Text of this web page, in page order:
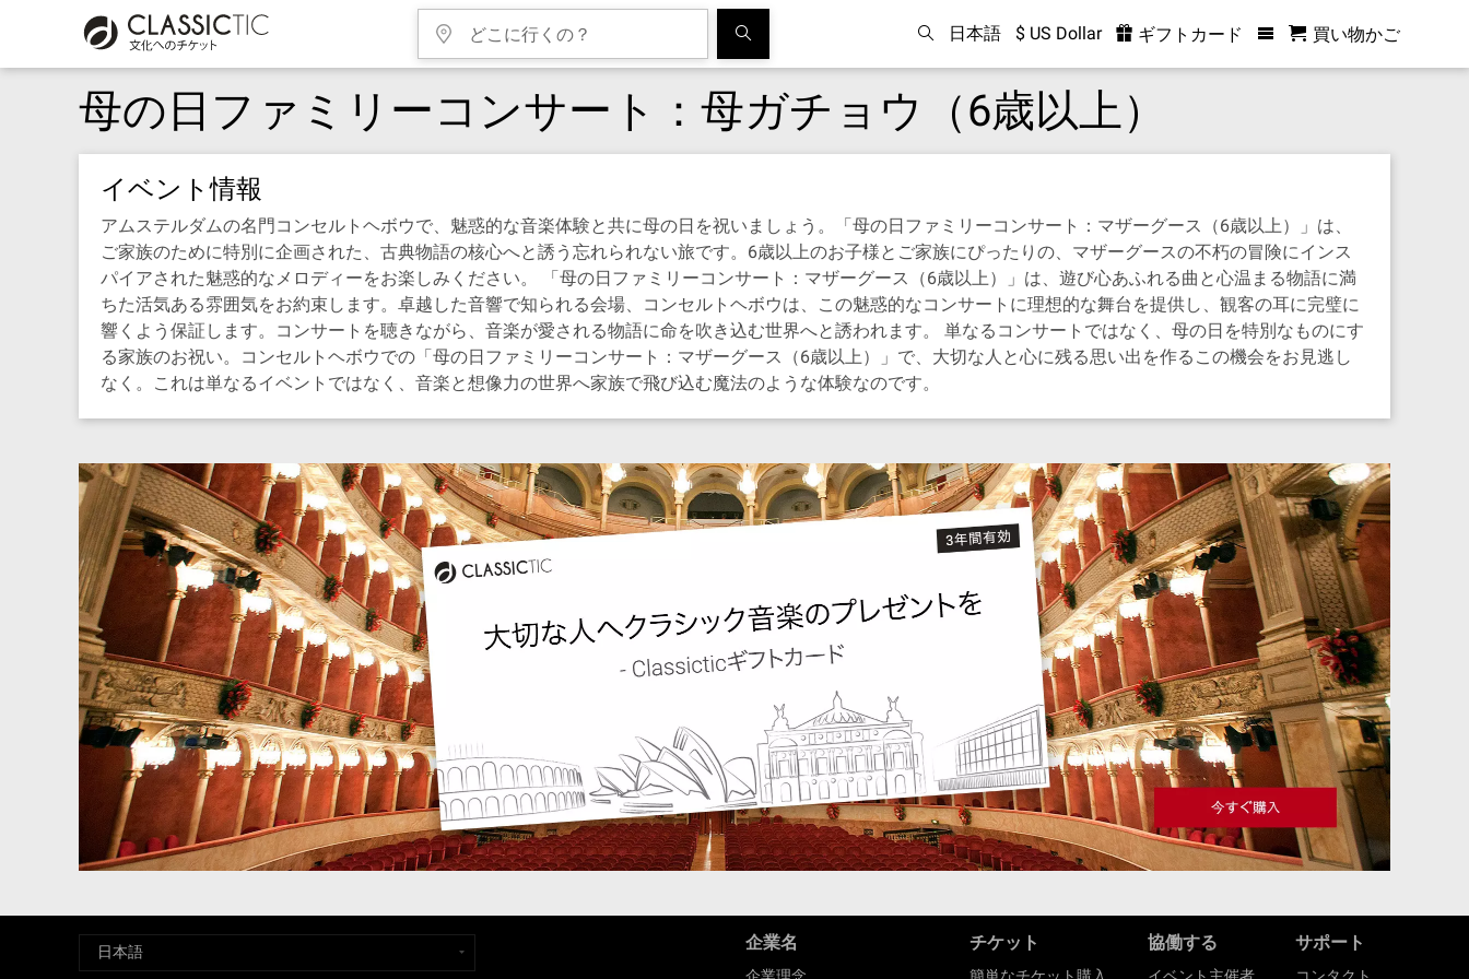
日本語 $ US Dollar ギフトカード 買い物かご
母の日ファミリーコンサート：母ガチョウ（6歳以上）
イベント情報
アムステルダムの名門コンセルトヘボウで、魅惑的な音楽体験と共に母の日を祝いましょう。「母の日ファミリーコンサート：マザーグース（6歳以上）」は、
ご家族のために特別に企画された、古典物語の核心へと誘う忘れられない旅です。6歳以上のお子様とご家族にぴったりの、マザーグースの不朽の冒険にインス
パイアされた魅惑的なメロディーをお楽しみください。 「母の日ファミリーコンサート：マザーグース（6歳以上）」は、遊び心あふれる曲と心温まる物語に満
ちた活気ある雰囲気をお約束します。卓越した音響で知られる会場、コンセルトヘボウは、この魅惑的なコンサートに理想的な舞台を提供し、観客の耳に完璧に
響くよう保証します。コンサートを聴きながら、音楽が愛される物語に命を吹き込む世界へと誘われます。 単なるコンサートではなく、母の日を特別なものにす
る家族のお祝い。コンセルトヘボウでの「母の日ファミリーコンサート：マザーグース（6歳以上）」で、大切な人と心に残る思い出を作るこの機会をお見逃し
なく。これは単なるイベントではなく、音楽と想像力の世界へ家族で飛び込む魔法のような体験なのです。
企業名 チケット 協働する サポート